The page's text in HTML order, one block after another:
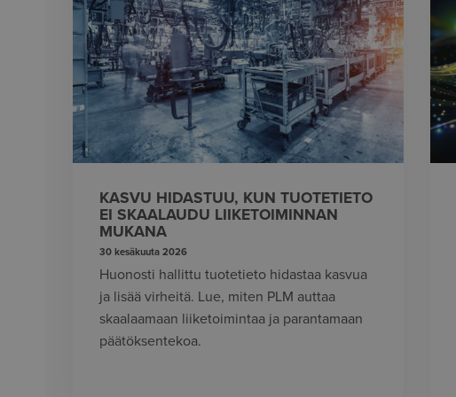
KASVU HIDASTUU, KUN TUOTETIETO
EI SKAALAUDU LIIKETOIMINNAN
MUKANA
30 kesäkuuta 2026
Huonosti hallittu tuotetieto hidastaa kasvua
ja lisää virheitä. Lue, miten PLM auttaa
skaalaamaan liiketoimintaa ja parantamaan
päätöksentekoa.